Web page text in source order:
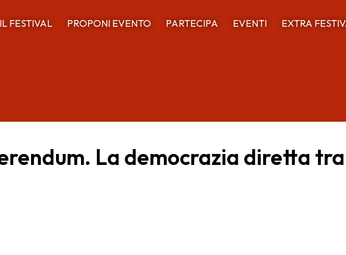
IL FESTIVAL PROPONI EVENTO PARTECIPA EVENTI EXTRA
La democrazia diretta